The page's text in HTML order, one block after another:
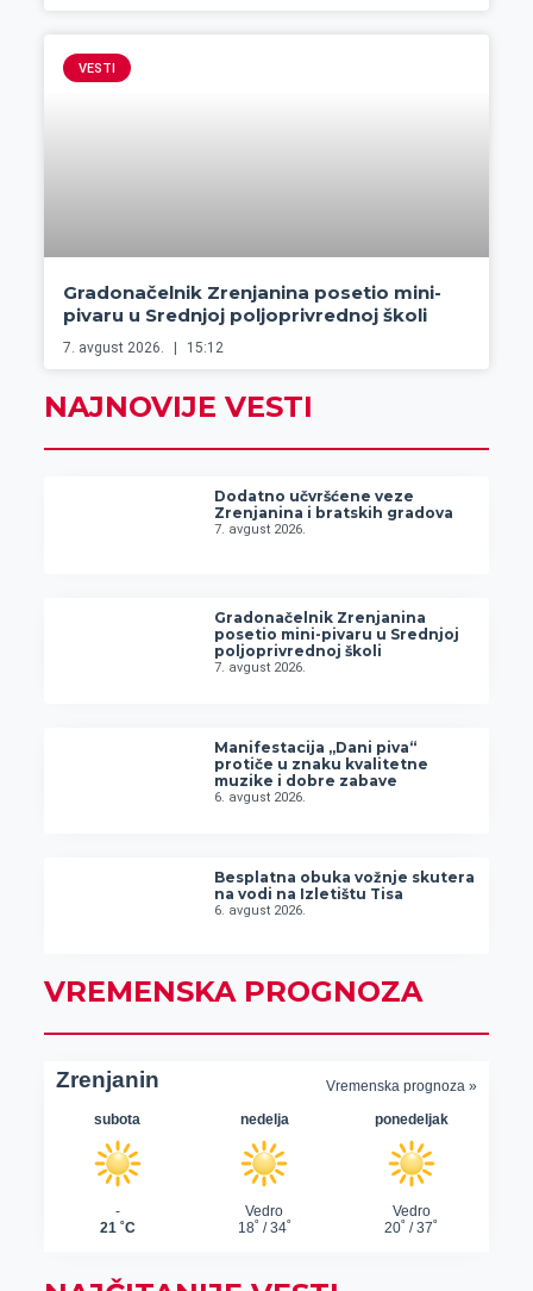
VESTI
Gradonačelnik Zrenjanina posetio mini-
pivaru u Srednjoj poljoprivrednoj školi
7. avgust 2026. 15:12
NAJNOVIJE VESTI
Dodatno učvršćene veze
Zrenjanina i bratskih gradova
7. avgust 2026.
Gradonačelnik Zrenjanina
posetio mini-pivaru u Srednjoj
poljoprivrednoj školi
7. avgust 2026.
Manifestacija „Dani piva“
protiče u znaku kvalitetne
muzike i dobre zabave
6. avgust 2026.
Besplatna obuka vožnje skutera
na vodi na Izletištu Tisa
6. avgust 2026.
VREMENSKA PROGNOZA